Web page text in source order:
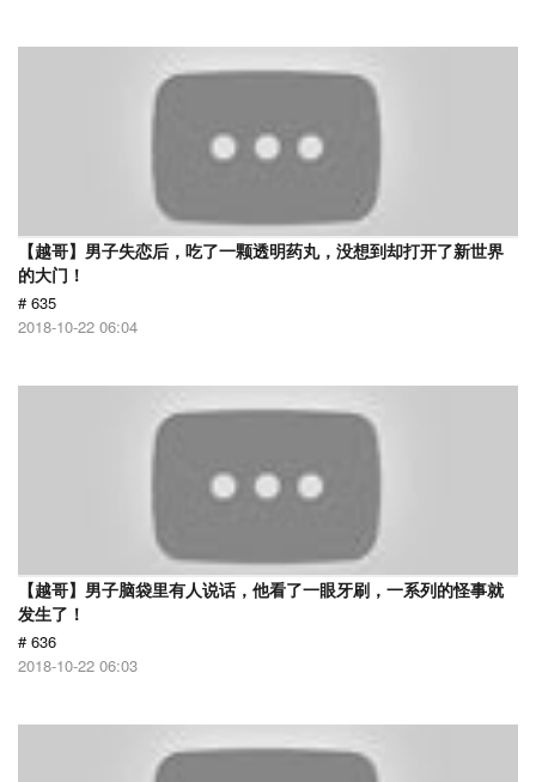
【越哥】男子失恋后，吃了一颗透明药丸，没想到却打开了新世界
的大门！
# 635
2018-10-22 06:04
【越哥】男子脑袋里有人说话，他看了一眼牙刷，一系列的怪事就
发生了！
# 636
2018-10-22 06:03